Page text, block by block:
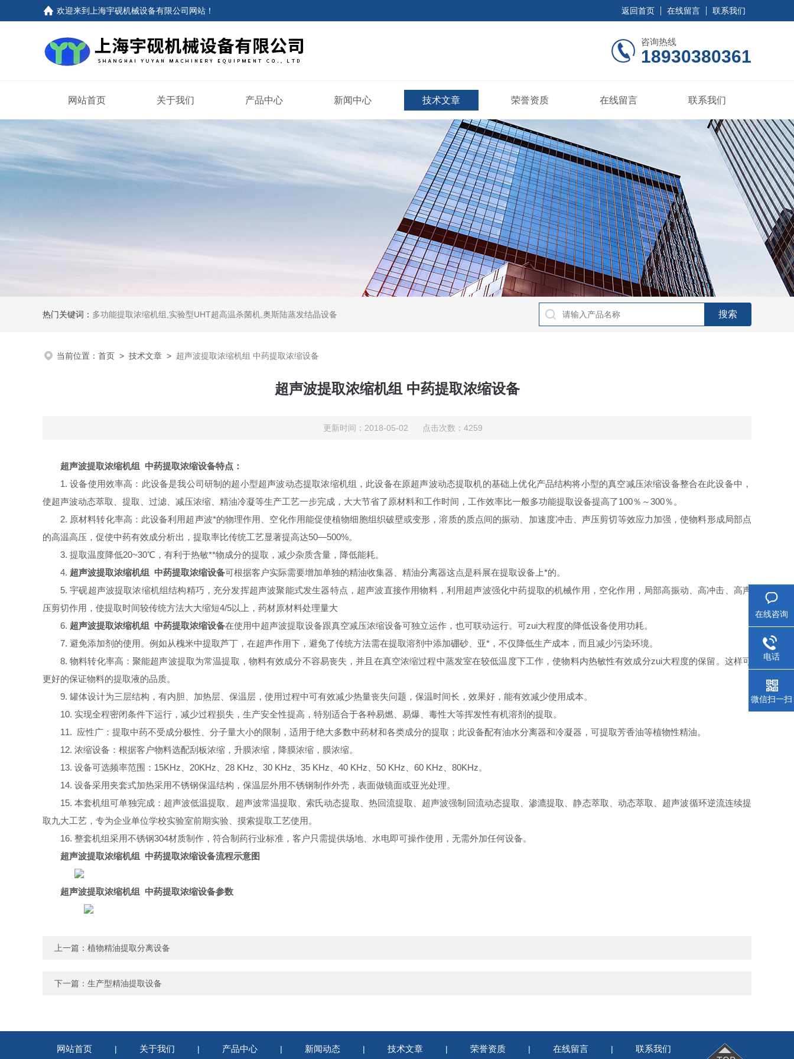
欢迎来到上海宇砚机械设备有限公司网站！ 返回首页 在线留言 联系我们
咨询热线
18930380361
网站首页 关于我们 产品中心 新闻中心 技术文章 荣誉资质 在线留言 联系我们
热门关键词： 多功能提取浓缩机组,实验型UHT超高温杀菌机,奥斯陆蒸发结晶设备
当前位置： 首页 > 技术文章 > 超声波提取浓缩机组 中药提取浓缩设备
超声波提取浓缩机组 中药提取浓缩设备
更新时间：2018-05-02 点击次数：4259
超声波提取浓缩机组 中药提取浓缩设备特点：
1. 设备使用效率高：此设备是我公司研制的超小型超声波动态提取浓缩机组，此设备在原超声波动态提取机的基础上优化产品结构将小型的真空减压浓缩设备整合在此设备中，
使超声波动态萃取、提取、过滤、减压浓缩、精油冷凝等生产工艺一步完成，大大节省了原材料和工作时间，工作效率比一般多功能提取设备提高了100％～300％。
2. 原材料转化率高：此设备利用超声波*的物理作用、空化作用能促使植物细胞组织破壁或变形，溶质的质点间的振动、加速度冲击、声压剪切等效应力加强，使物料形成局部点
的高温高压，促使中药有效成分析出，提取率比传统工艺显著提高达50—500%。
3. 提取温度降低20~30℃，有利于热敏**物成分的提取，减少杂质含量，降低能耗。
4. 超声波提取浓缩机组 中药提取浓缩设备可根据客户实际需要增加单独的精油收集器、精油分离器这点是科展在提取设备上*的。
5. 宇砚超声波提取浓缩机组结构精巧，充分发挥超声波聚能式发生器特点，超声波直接作用物料，利用超声波强化中药提取的机械作用，空化作用，局部高振动、高冲击、高声
压剪切作用，使提取时间较传统方法大大缩短4/5以上，药材原材料处理量大
6. 超声波提取浓缩机组 中药提取浓缩设备在使用中超声波提取设备跟真空减压浓缩设备可独立运作，也可联动运行。可zui大程度的降低设备使用功耗。
7. 避免添加剂的使用。例如从槐米中提取芦丁，在超声作用下，避免了传统方法需在提取溶剂中添加硼砂、亚*，不仅降低生产成本，而且减少污染环境。
8. 物料转化率高：聚能超声波提取为常温提取，物料有效成分不容易丧失，并且在真空浓缩过程中蒸发室在较低温度下工作，使物料内热敏性有效成分zui大程度的保留。这样可
更好的保证物料的提取液的品质。
9. 罐体设计为三层结构，有内胆、加热层、保温层，使用过程中可有效减少热量丧失问题，保温时间长，效果好，能有效减少使用成本。
10. 实现全程密闭条件下运行，减少过程损失，生产安全性提高，特别适合于各种易燃、易爆、毒性大等挥发性有机溶剂的提取。
11. 应性广：提取中药不受成分极性、分子量大小的限制，适用于绝大多数中药材和各类成分的提取；此设备配有油水分离器和冷凝器，可提取芳香油等植物性精油。
12. 浓缩设备：根据客户物料选配刮板浓缩，升膜浓缩，降膜浓缩，膜浓缩。
13. 设备可选频率范围：15KHz、20KHz、28 KHz、30 KHz、35 KHz、40 KHz、50 KHz、60 KHz、80KHz。
14. 设备采用夹套式加热采用不锈钢保温结构，保温层外用不锈钢制作外壳，表面做镜面或亚光处理。
15. 本套机组可单独完成：超声波低温提取、超声波常温提取、索氏动态提取、热回流提取、超声波强制回流动态提取、渗漉提取、静态萃取、动态萃取、超声波循环逆流连续提
取九大工艺，专为企业单位学校实验室前期实验、摸索提取工艺使用。
16. 整套机组采用不锈钢304材质制作，符合制药行业标准，客户只需提供场地、水电即可操作使用，无需外加任何设备。
超声波提取浓缩机组 中药提取浓缩设备流程示意图
超声波提取浓缩机组 中药提取浓缩设备参数
上一篇： 植物精油提取分离设备
下一篇： 生产型精油提取设备
网站首页 | 关于我们 | 产品中心 | 新闻动态 | 技术文章 | 荣誉资质 | 在线留言 | 联系我们
在线咨询
电话
微信扫一扫